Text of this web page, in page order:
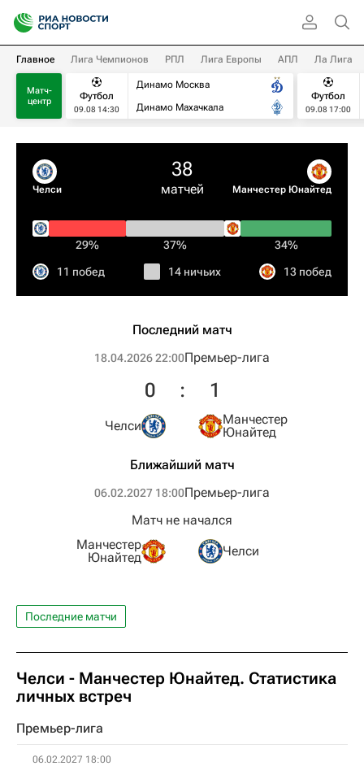
Главное Лига Чемпионов РПЛ Лига Европы АПЛ Ла Лига
Матч-
центр
Футбол
09.08 14:30
Динамо Москва
Динамо Махачкала
Футбол
09.08 17:00
Челси
38
матчей Манчестер Юнайтед
29% 37% 34%
11 побед 14 ничьих 13 побед
Последний матч
18.04.2026 22:00Премьер-лига
Челси
0 : 1
Манчестер
Юнайтед
Ближайший матч
06.02.2027 18:00Премьер-лига
Манчестер
Юнайтед
Матч не начался
Челси
Последние матчи
Челси - Манчестер Юнайтед. Статистика
личных встреч
Премьер-лига
06.02.2027 18:00